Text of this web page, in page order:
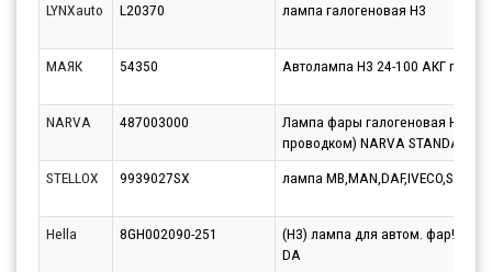
LYNXauto L20370 лампа галогеновая H3
МАЯК 54350 Автолампа H3 24-100 АКГ
NARVA 487003000
Лампа фары галогеновая H3
проводком) NARVA STANDART
STELLOX
9939027SX лампа
Hella 8GH002090-251
(H3) лампа для автом. фар!24V
DA